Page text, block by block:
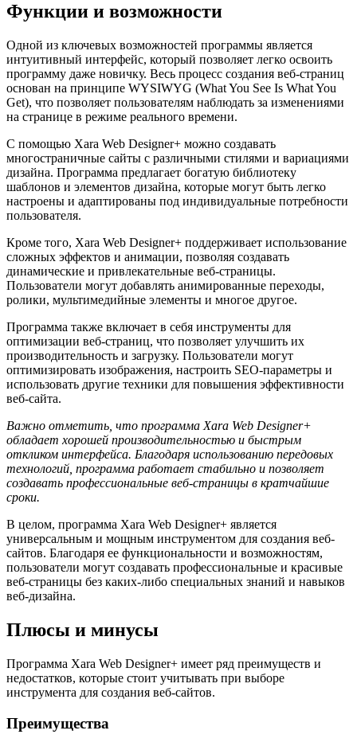
Функции и возможности
Одной из ключевых возможностей программы является
интуитивный интерфейс, который позволяет легко освоить
программу даже новичку. Весь процесс создания веб-страниц
основан на принципе WYSIWYG (What You See Is What You
Get), что позволяет пользователям наблюдать за изменениями
на странице в режиме реального времени.
С помощью Xara Web Designer+ можно создавать
многостраничные сайты с различными стилями и вариациями
дизайна. Программа предлагает богатую библиотеку
шаблонов и элементов дизайна, которые могут быть легко
настроены и адаптированы под индивидуальные потребности
пользователя.
Кроме того, Xara Web Designer+ поддерживает использование
сложных эффектов и анимации, позволяя создавать
динамические и привлекательные веб-страницы.
Пользователи могут добавлять анимированные переходы,
ролики, мультимедийные элементы и многое другое.
Программа также включает в себя инструменты для
оптимизации веб-страниц, что позволяет улучшить их
производительность и загрузку. Пользователи могут
оптимизировать изображения, настроить SEO-параметры и
использовать другие техники для повышения эффективности
веб-сайта.
Важно отметить, что программа Xara Web Designer+
обладает хорошей производительностью и быстрым
откликом интерфейса. Благодаря использованию передовых
технологий, программа работает стабильно и позволяет
создавать профессиональные веб-страницы в кратчайшие
сроки.
В целом, программа Xara Web Designer+ является
универсальным и мощным инструментом для создания веб-
сайтов. Благодаря ее функциональности и возможностям,
пользователи могут создавать профессиональные и красивые
веб-страницы без каких-либо специальных знаний и навыков
веб-дизайна.
Плюсы и минусы
Программа Xara Web Designer+ имеет ряд преимуществ и
недостатков, которые стоит учитывать при выборе
инструмента для создания веб-сайтов.
Преимущества